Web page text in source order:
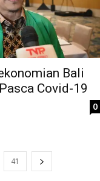
Bali
Covid-19
0
41